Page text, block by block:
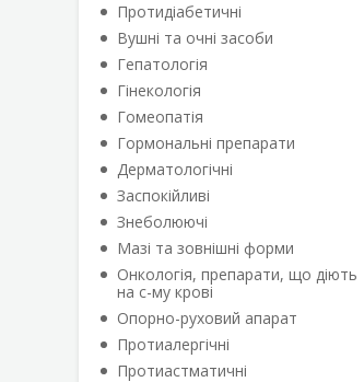
Протидіабетичні
Вушні та очні засоби
Гепатологія
Гінекологія
Гомеопатія
Гормональні препарати
Дерматологічні
Заспокійливі
Знеболюючі
Мазі та зовнішні форми
Онкологія, препарати, що діють
на с-му крові
Опорно-руховий апарат
Протиалергічні
Протиастматичні